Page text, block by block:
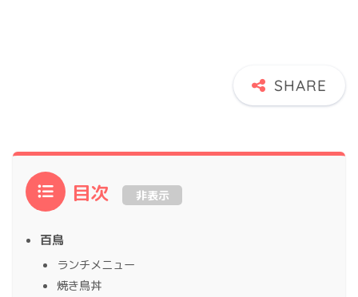
目次 非表示
百鳥
ランチメニュー
焼き鳥丼